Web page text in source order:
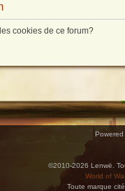
cookies de ce forum?
©2010-2026 Lenwë.
World of
Toute marque